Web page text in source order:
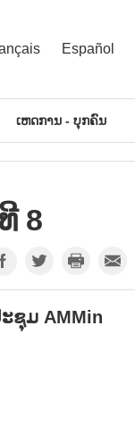
Español
ເຫດການ - ບຸກຄົນ
8
ະຊຸມ AMMin